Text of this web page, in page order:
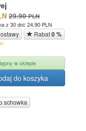
29.90 PLN
z 30 dni: 24.90 PLN
Rabat0 %
w sklepie
do koszyka
schowka